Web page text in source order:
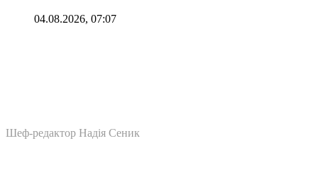
04.08.2026, 07:07
Шеф-редактор Надія Сеник